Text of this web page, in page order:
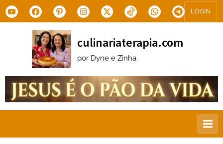
Skip
to
YoutubeFacebookPinterestInstagram
X.com Tiktok WhatsAppTelegram
LOGIN
culinariaterapia.com
por Dyne e Zinha